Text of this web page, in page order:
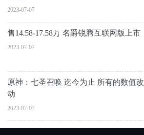
2023-07-07
售14.58-17.58万 名爵锐腾互联网版上市
2023-07-07
原神：七圣召唤 迄今为止 所有的数值改
动
2023-07-07